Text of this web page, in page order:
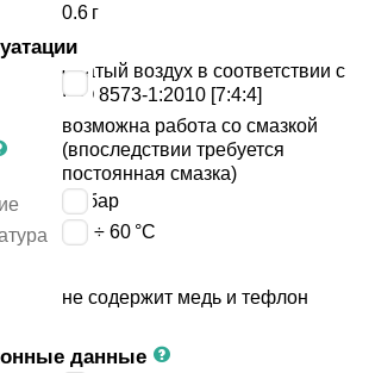
0.6 г
сжатый воздух в соответствии с
ISO 8573-1:2010 [7:4:4]
возможна работа со смазкой
(впоследствии требуется
постоянная смазка)
бар
-10 ÷ 60 °C
не содержит медь и тефлон
данные